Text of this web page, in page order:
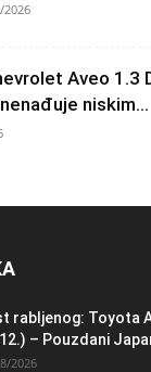
2026
Aveo 1.3
niskim...
rabljenog: Toyota
– Pouzdani
2026